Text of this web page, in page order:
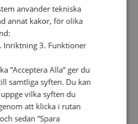
ta första steget!
>
STÖD TILL
använder tekniska
annat kakor, för olika
Inriktning 3. Funktioner
”Acceptera Alla” ger du
samtliga syften. Du kan
vilka syften du
att klicka i rutan
sedan ”Spara